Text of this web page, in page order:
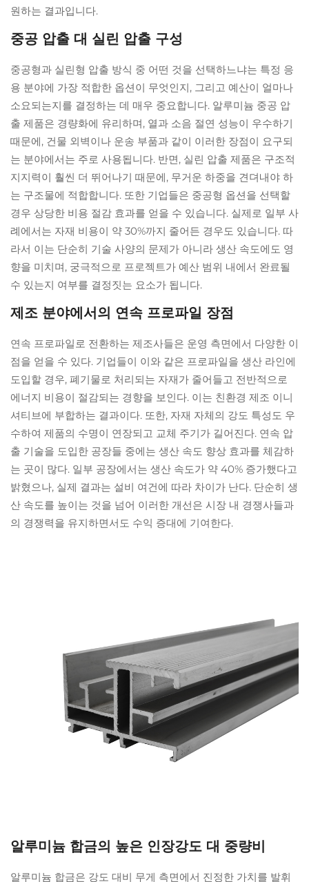
원하는 결과입니다.
중공 압출 대 실린 압출 구성
중공형과 실린형 압출 방식 중 어떤 것을 선택하느냐는 특정 응
용 분야에 가장 적합한 옵션이 무엇인지, 그리고 예산이 얼마나
소요되는지를 결정하는 데 매우 중요합니다. 알루미늄 중공 압
출 제품은 경량화에 유리하며, 열과 소음 절연 성능이 우수하기
때문에, 건물 외벽이나 운송 부품과 같이 이러한 장점이 요구되
는 분야에서는 주로 사용됩니다. 반면, 실린 압출 제품은 구조적
지지력이 훨씬 더 뛰어나기 때문에, 무거운 하중을 견뎌내야 하
는 구조물에 적합합니다. 또한 기업들은 중공형 옵션을 선택할
경우 상당한 비용 절감 효과를 얻을 수 있습니다. 실제로 일부 사
례에서는 자재 비용이 약 30%까지 줄어든 경우도 있습니다. 따
라서 이는 단순히 기술 사양의 문제가 아니라 생산 속도에도 영
향을 미치며, 궁극적으로 프로젝트가 예산 범위 내에서 완료될
수 있는지 여부를 결정짓는 요소가 됩니다.
제조 분야에서의 연속 프로파일 장점
연속 프로파일로 전환하는 제조사들은 운영 측면에서 다양한 이
점을 얻을 수 있다. 기업들이 이와 같은 프로파일을 생산 라인에
도입할 경우, 폐기물로 처리되는 자재가 줄어들고 전반적으로
에너지 비용이 절감되는 경향을 보인다. 이는 친환경 제조 이니
셔티브에 부합하는 결과이다. 또한, 자재 자체의 강도 특성도 우
수하여 제품의 수명이 연장되고 교체 주기가 길어진다. 연속 압
출 기술을 도입한 공장들 중에는 생산 속도 향상 효과를 체감하
는 곳이 많다. 일부 공장에서는 생산 속도가 약 40% 증가했다고
밝혔으나, 실제 결과는 설비 여건에 따라 차이가 난다. 단순히 생
산 속도를 높이는 것을 넘어 이러한 개선은 시장 내 경쟁사들과
의 경쟁력을 유지하면서도 수익 증대에 기여한다.
알루미늄 합금의 높은 인장강도 대 중량비
알루미늄 합금은 강도 대비 무게 측면에서 진정한 가치를 발휘